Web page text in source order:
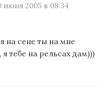
июня 2005 в 08:34
на сене ты на мне
тебе на рельсах дам)))